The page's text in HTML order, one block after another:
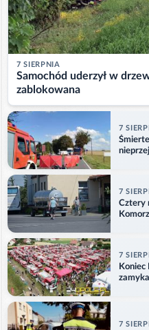
7 SIERPNIA
Samochód uderzył w
zablokowana
7
7
Cztery
7
Koniec
7